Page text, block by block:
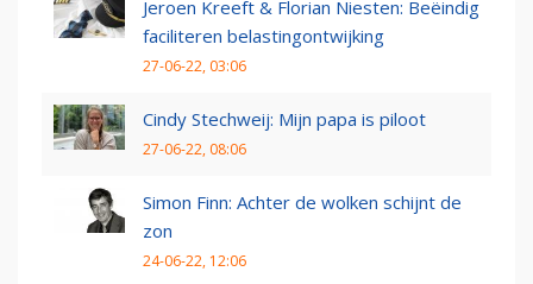
Jeroen Kreeft & Florian Niesten: Beëindig
faciliteren belastingontwijking
27-06-22, 03:06
Cindy Stechweij: Mijn papa is piloot
27-06-22, 08:06
Simon Finn: Achter de wolken schijnt de
zon
24-06-22, 12:06